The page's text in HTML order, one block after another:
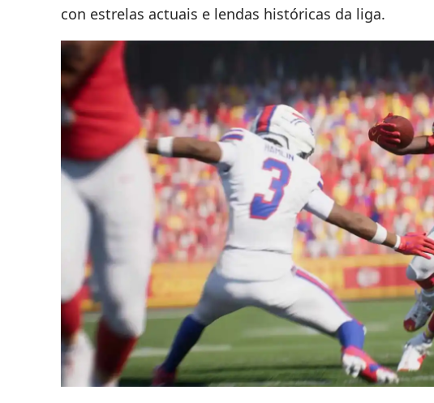
con estrelas actuais e lendas históricas da liga.